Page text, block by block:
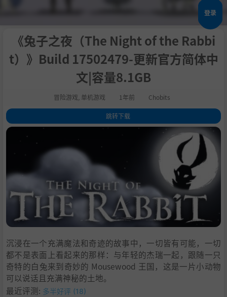
登录
《兔子之夜（The Night of the Rabbi
t）》Build 17502479-更新官方简体中
文|容量8.1GB
冒险游戏 单机游戏 1年前 Chobits
跳转下载
1.评测
关于这款游戏
主要特点
6.支持作者
汉化补丁获取
8.学习
沉浸在一个充满魔法和奇迹的故事中，一切皆有可能，一切
都不是表面上看起来的那样：与年轻的杰瑞一起，跟随一只
奇特的白兔来到奇妙的 Mousewood 王国，这是一片小动物
可以说话且充满神秘的土地。
最近评测: 多半好评 (18)